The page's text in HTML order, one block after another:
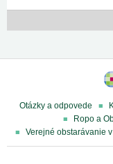
Otázky a odpovede
Ropo a
Verejné obstarávanie